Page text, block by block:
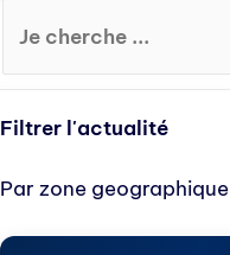
Filtrer l'actualité
Par zone geographique